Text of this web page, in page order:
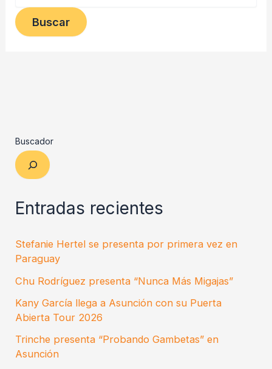
Buscador
Entradas recientes
Stefanie Hertel se presenta por primera vez en
Paraguay
Chu Rodríguez presenta “Nunca Más Migajas”
Kany García llega a Asunción con su Puerta
Abierta Tour 2026
Trinche presenta “Probando Gambetas” en
Asunción